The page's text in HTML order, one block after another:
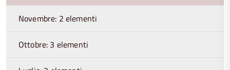
Novembre: 2 elementi
Ottobre: 3 elementi